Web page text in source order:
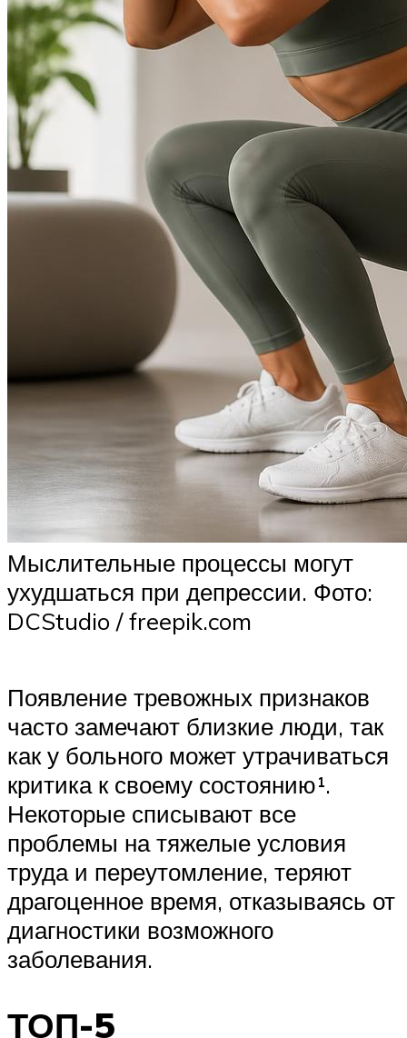
Мыслительные процессы могут
ухудшаться при депрессии. Фото:
DCStudio / freepik.com
Появление тревожных признаков
часто замечают близкие люди, так
как у больного может утрачиваться
критика к своему состоянию¹.
Некоторые списывают все
проблемы на тяжелые условия
труда и переутомление, теряют
драгоценное время, отказываясь от
диагностики возможного
заболевания.
ТОП-5